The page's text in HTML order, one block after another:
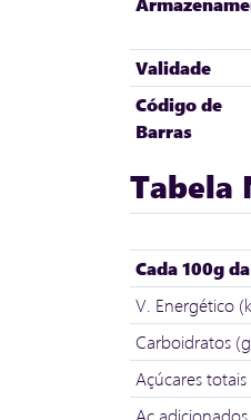
Validade
Código de
Barras
Tabela
Cada 100g
V. Energético
Carboidratos
Açúcares totais
Aç